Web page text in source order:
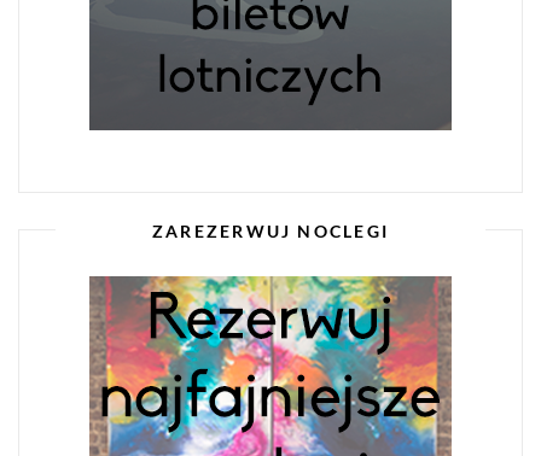
ZAREZERWUJ NOCLEGI